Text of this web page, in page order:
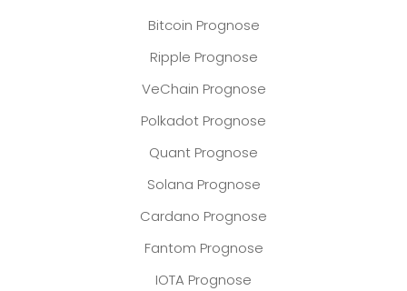
Bitcoin Prognose
Ripple Prognose
VeChain Prognose
Polkadot Prognose
Quant Prognose
Solana Prognose
Cardano Prognose
Fantom Prognose
IOTA Prognose